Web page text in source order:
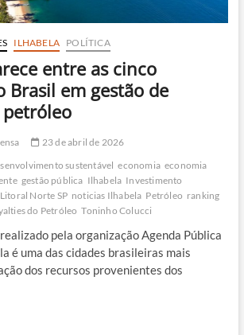
ILHABELA POLÍTICA
entre as cinco
Brasil em gestão de
23 de abril de 2026
sustentável economia economia
gestão pública Ilhabela Investimento
Litoral Norte SP noticias Ilhabela Petróleo ranking
do Petróleo Toninho Colucci
pela organização Agenda Pública
é uma das cidades brasileiras mais
dos recursos provenientes dos